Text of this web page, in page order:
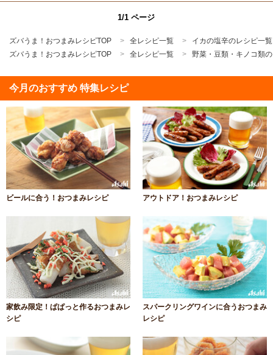
1/1 ページ
ズバうま！おつまみレシピTOP 全レシピ一覧
イカの塩辛のレシピ一覧
ズバうま！おつまみレシピTOP
全レシピ一覧 野菜・豆類・キノコ類
今月のおすすめ 特集レシピ
ビールに合う！おつまみレシピ アウトドア！おつまみレシピ
家飲み限定！ぱぱっと作るおつまみレ
シピ
スパークリングワインに合うおつまみ
レシピ